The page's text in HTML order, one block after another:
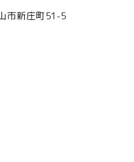
市新庄町51-5